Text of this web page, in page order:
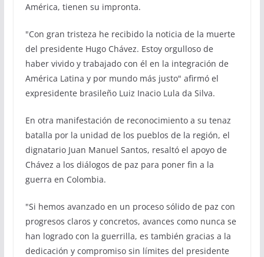
América, tienen su impronta.
"Con gran tristeza he recibido la noticia de la muerte
del presidente Hugo Chávez. Estoy orgulloso de
haber vivido y trabajado con él en la integración de
América Latina y por mundo más justo" afirmó el
expresidente brasileño Luiz Inacio Lula da Silva.
En otra manifestación de reconocimiento a su tenaz
batalla por la unidad de los pueblos de la región, el
dignatario Juan Manuel Santos, resaltó el apoyo de
Chávez a los diálogos de paz para poner fin a la
guerra en Colombia.
"Si hemos avanzado en un proceso sólido de paz con
progresos claros y concretos, avances como nunca se
han logrado con la guerrilla, es también gracias a la
dedicación y compromiso sin límites del presidente